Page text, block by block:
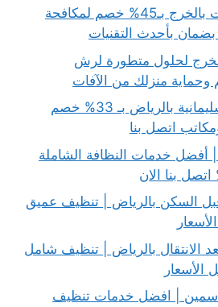
شركة مكافحة حشرات بالخرج بـ45% خصم لمكافحة
بأحدث التقنيات
لحلول متطورة لرش
شركة تنظيف حي السليمانية بالرياض بـ 33% خصم
اتصل بنا
أفضل خدمات النظافة الشاملة
السكن بالرياض | تنظيف عميق
الانتقال بالرياض | تنظيف شامل
| افضل خدمات تنظيف